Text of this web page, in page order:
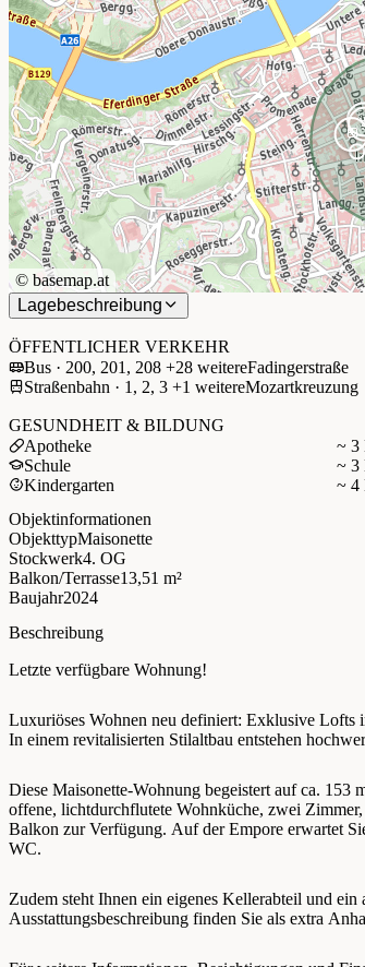
+
−
© basemap.at
Lagebeschreibung
ÖFFENTLICHER VERKEHR
Bus · 200, 201, 208 +28 weitereFadingerstraße
Straßenbahn · 1, 2, 3 +1 weitereMozartkreuzung
GESUNDHEIT & BILDUNG
Apotheke
~ 3
Schule
~ 3
Kindergarten
~ 4
Objektinformationen
ObjekttypMaisonette
Stockwerk4. OG
Balkon/Terrasse13,51 m²
Baujahr2024
Beschreibung
Letzte verfügbare Wohnung!
Luxuriöses Wohnen neu definiert: Exklusive Lofts
In einem revitalisierten Stilaltbau entstehen
Diese Maisonette-Wohnung begeistert auf ca. 153
offene, lichtdurchflutete Wohnküche, zwei
Balkon zur Verfügung. Auf der Empore erwartet
WC.
Zudem steht Ihnen ein eigenes Kellerabteil und
Ausstattungsbeschreibung finden Sie als extra